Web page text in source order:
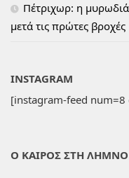
Πέτριχωρ: η
μετά τις πρώτες βροχές
INSTAGRAM
[instagram-feed num=8
Ο ΚΑΙΡΟΣ ΣΤΗ ΛΗΜΝΟ